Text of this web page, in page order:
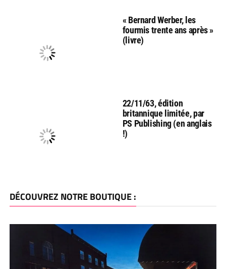
« Bernard Werber, les
fourmis trente ans après »
(livre)
22/11/63, édition
britannique limitée, par
PS Publishing (en anglais
!)
DÉCOUVREZ NOTRE BOUTIQUE :